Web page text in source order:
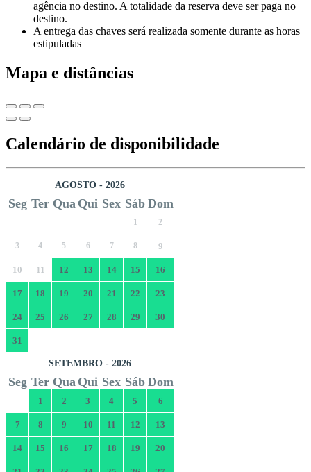
agência no destino. A totalidade da reserva deve ser paga no
destino.
A entrega das chaves será realizada somente durante as horas
estipuladas
Mapa e distâncias
Calendário de disponibilidade
AGOSTO - 2026
Seg Ter Qua Qui Sex Sáb Dom
1 2
3 4 5 6 7 8 9
10 11 12 13 14 15 16
17 18 19 20 21 22 23
24 25 26 27 28 29 30
31
SETEMBRO - 2026
Seg Ter Qua Qui Sex Sáb Dom
1 2 3 4 5 6
7 8 9 10 11 12 13
14 15 16 17 18 19 20